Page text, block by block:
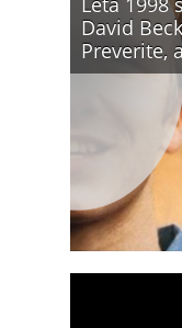
David
Preverite,